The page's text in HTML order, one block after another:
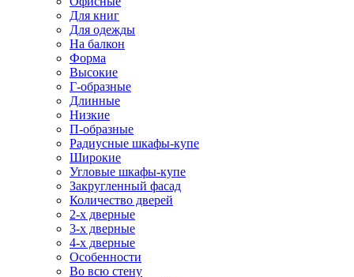
Для книг
Для одежды
На балкон
Форма
Высокие
Г-образные
Длинные
Низкие
П-образные
Радиусные шкафы-купе
Широкие
Угловые шкафы-купе
Закругленный фасад
Количество дверей
2-х дверные
3-х дверные
4-х дверные
Особенности
Во всю стену